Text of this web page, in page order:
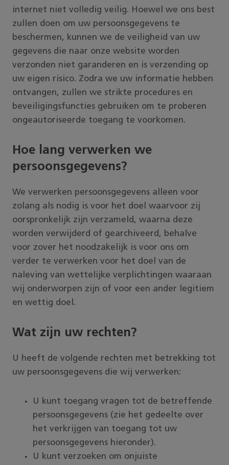
internet niet volledig veilig. Hoewel we ons best
zullen doen om uw persoonsgegevens te
beschermen, kunnen we de veiligheid van uw
gegevens die naar onze website worden
verzonden niet garanderen en is verzending op
uw eigen risico. Zodra we uw informatie hebben
ontvangen, zullen we strikte procedures en
beveiligingsfuncties gebruiken om te proberen
ongeautoriseerde toegang te voorkomen.
Hoe lang verwerken we
persoonsgegevens?
We verwerken persoonsgegevens alleen voor
zolang als nodig is voor het doel waarvoor zij
oorspronkelijk zijn verzameld, waarna deze
worden verwijderd of gearchiveerd, behalve
voor zover het noodzakelijk is voor ons om
verder te verwerken voor het doel van de
naleving van wettelijke verplichtingen waaraan
wij onderworpen zijn of voor een ander legitiem
en wettig doel.
Wat zijn uw rechten?
U heeft de volgende rechten met betrekking tot
uw persoonsgegevens die wij verwerken:
U kunt toegang vragen tot de betreffende
persoonsgegevens (zie het gedeelte over
het verkrijgen van toegang tot uw
persoonsgegevens hieronder).
U kunt verzoeken om onjuiste